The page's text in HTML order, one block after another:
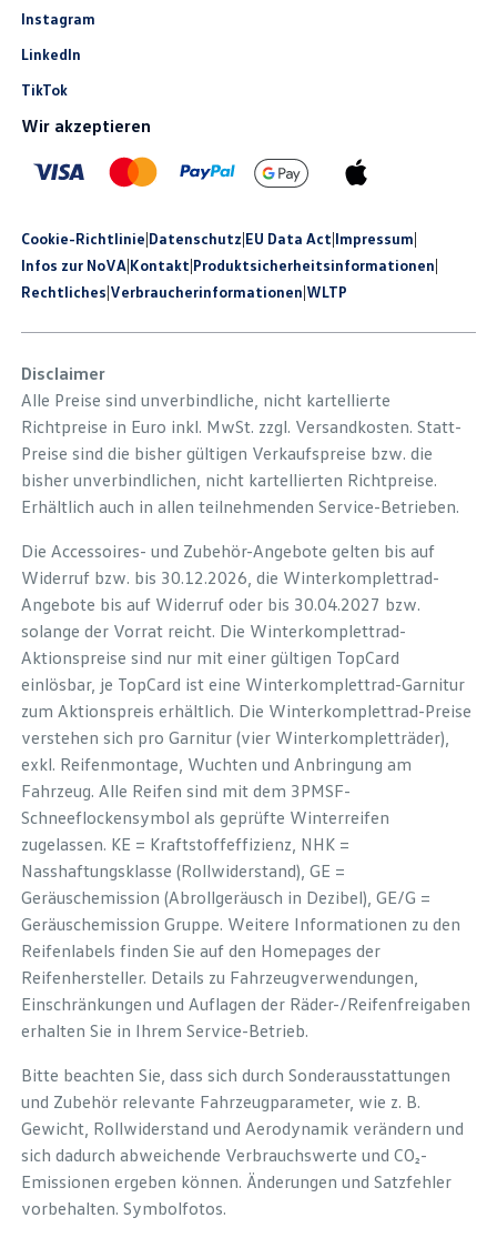
Instagram
LinkedIn
TikTok
Wir akzeptieren
Cookie-Richtlinie|Datenschutz|EU Data Act|Impressum|
Infos zur NoVA|Kontakt|Produkt­sicherheits­informationen|
Rechtliches|Verbraucherinformationen|WLTP
Disclaimer
Alle Preise sind unverbindliche, nicht kartellierte
Richtpreise in Euro inkl. MwSt. zzgl. Versandkosten. Statt-
Preise sind die bisher gültigen Verkaufspreise bzw. die
bisher unverbindlichen, nicht kartellierten Richtpreise.
Erhältlich auch in allen teilnehmenden Service-Betrieben.
Die Accessoires- und Zubehör-Angebote gelten bis auf
Widerruf bzw. bis 30.12.2026, die Winterkomplettrad-
Angebote bis auf Widerruf oder bis 30.04.2027 bzw.
solange der Vorrat reicht. Die Winterkomplettrad-
Aktionspreise sind nur mit einer gültigen TopCard
einlösbar, je TopCard ist eine Winterkomplettrad-Garnitur
zum Aktionspreis erhältlich. Die Winterkomplettrad-Preise
verstehen sich pro Garnitur (vier Winterkompletträder),
exkl. Reifenmontage, Wuchten und Anbringung am
Fahrzeug. Alle Reifen sind mit dem 3PMSF-
Schneeflockensymbol als geprüfte Winterreifen
zugelassen. KE = Kraftstoffeffizienz, NHK =
Nasshaftungsklasse (Rollwiderstand), GE =
Geräuschemission (Abrollgeräusch in Dezibel), GE/G =
Geräuschemission Gruppe. Weitere Informationen zu den
Reifenlabels finden Sie auf den Homepages der
Reifenhersteller. Details zu Fahrzeugverwendungen,
Einschränkungen und Auflagen der Räder-/Reifenfreigaben
erhalten Sie in Ihrem Service-Betrieb.
Bitte beachten Sie, dass sich durch Sonderausstattungen
und Zubehör relevante Fahrzeugparameter, wie z. B.
Gewicht, Rollwiderstand und Aerodynamik verändern und
sich dadurch abweichende Verbrauchswerte und CO₂-
Emissionen ergeben können. Änderungen und Satzfehler
vorbehalten. Symbolfotos.